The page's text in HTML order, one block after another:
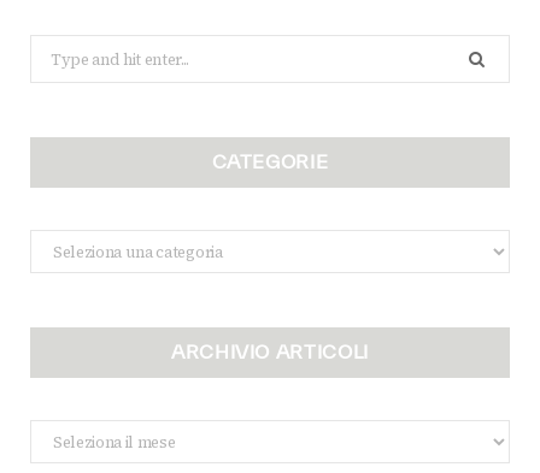
for:
CATEGORIE
Categorie
ARCHIVIO ARTICOLI
Archivio
Articoli